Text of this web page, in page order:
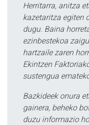
Herritarra, anitza
kazetaritza egiten
dugu. Baina
ezinbestekoa
hartzaile zaren
Ekintzen
sustengua
Bazkideek onura
gainera, beheko
duzu informazio